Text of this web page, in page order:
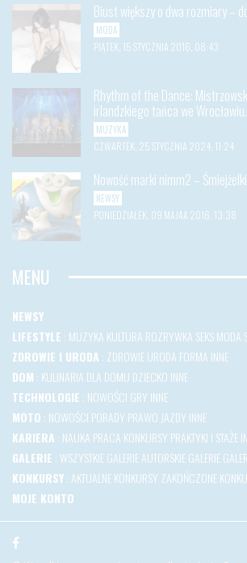
Biust większy o dwa rozmiary –
MODA
PIĄTEK, 15 STYCZNIA 2016, 08:43
Rhythm of the Dance:
irlandzkiego tańca we Wrocławiu.
MUZYKA
CZWARTEK, 25 STYCZNIA 2024, 11:24
Nowość marki nimm2 –
NEWSY
PONIEDZIAŁEK, 09 MAJAA 2016, 13:38
MENU
NEWSY
LIFESTYLE : MUZYKA KULTURA ROZRYWKA SEKSMODA
ZDROWIE I URODA : ZDROWIEURODA FORMA INNE
DOM : KULINARIA DLA DOMU DZIECKO INNE
TECHNOLOGIE : NOWOŚCI GRY INNE
MOTO : NOWOŚCI PORADY PRAWO JAZDY INNE
KARIERA : NAUKA PRACA KONKURSY PRAKTYKI I STAŻE
GALERIE : WSZYSTKIE GALERIEAUTORSKIE GALERIE
KONKURSY: AKTUALNE KONKURSY ZAKOŃCZONE
MOJE KONTO